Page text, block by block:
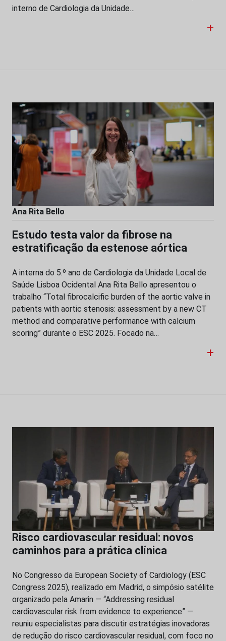
interno de Cardiologia da Unidade…
+
Ana Rita Bello
Estudo testa valor da fibrose na
estratificação da estenose aórtica
A interna do 5.º ano de Cardiologia da Unidade Local de
Saúde Lisboa Ocidental Ana Rita Bello apresentou o
trabalho “Total fibrocalcific burden of the aortic valve in
patients with aortic stenosis: assessment by a new CT
method and comparative performance with calcium
scoring” durante o ESC 2025. Focado na…
+
Risco cardiovascular residual: novos
caminhos para a prática clínica
No Congresso da European Society of Cardiology (ESC
Congress 2025), realizado em Madrid, o simpósio satélite
organizado pela Amarin — “Addressing residual
cardiovascular risk from evidence to experience” —
reuniu especialistas para discutir estratégias inovadoras
de redução do risco cardiovascular residual, com foco no